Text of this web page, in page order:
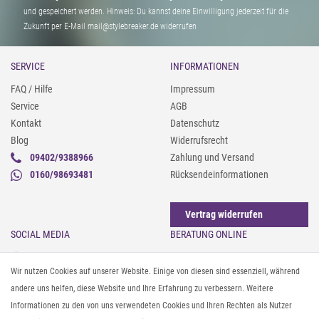
und gespeichert werden. Hinweis: Du kannst deine Einwilligung jederzeit für die
Zukunft per E-Mail mail@stylebreaker.de widerrufen
SERVICE
FAQ / Hilfe
Service
Kontakt
Blog
09402/9388966
0160/98693481
INFORMATIONEN
Impressum
AGB
Datenschutz
Widerrufsrecht
Zahlung und Versand
Rücksendeinformationen
Vertrag widerrufen
SOCIAL MEDIA
Facebook
Pinterest
Twitter
BERATUNG ONLINE
Sonnenbrillen & UV-Schutz
Textilpflege
Textil- und Material-Guide
Wir nutzen Cookies auf unserer Website. Einige von diesen sind essenziell, während
andere uns helfen, diese Website und Ihre Erfahrung zu verbessern. Weitere
Informationen zu den von uns verwendeten Cookies und Ihren Rechten als Nutzer